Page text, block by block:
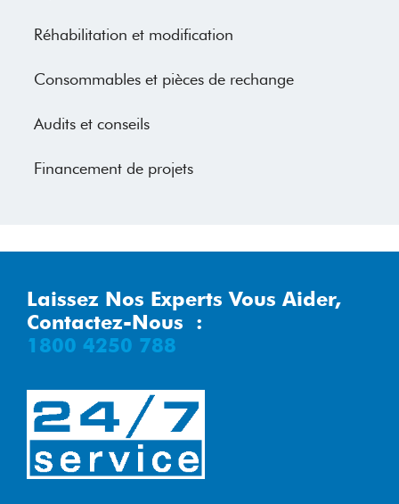
Réhabilitation et modification
Consommables et pièces de rechange
Audits et conseils
Financement de projets
Laissez Nos Experts Vous Aider,
Contactez-Nous :
1800 4250 788